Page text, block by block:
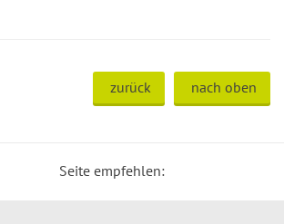
zurück nach oben
Seite empfehlen: